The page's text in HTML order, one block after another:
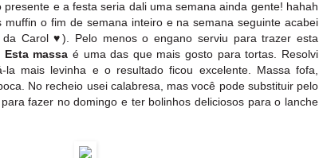
e a festa seria dali uma semana ainda gente! hahah
muffin o fim de semana inteiro e na semana seguinte acabei
da Carol ♥). Pelo menos o engano serviu para trazer esta
Esta massa é uma das que mais gosto para tortas. Resolvi
la mais levinha e o resultado ficou excelente. Massa fofa,
No recheio usei calabresa, mas você pode substituir pelo
fazer no domingo e ter bolinhos deliciosos para o lanche